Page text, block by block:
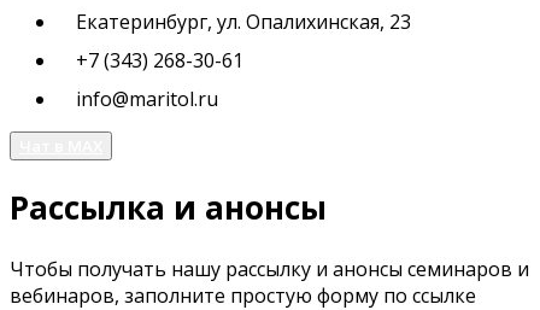
Екатеринбург, ул. Опалихинская, 23
+7 (343) 268-30-61
info@maritol.ru
Рассылка и анонсы
Чтобы получать нашу рассылку и анонсы семинаров и
вебинаров, заполните простую форму по ссылке